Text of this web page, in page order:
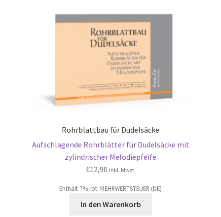
Rohrblattbau für Dudelsäcke
Aufschlagende Rohrblätter für Dudelsäcke mit
zylindrischer Melodiepfeife
€12,90 inkl. Mwst.
Enthält 7% rot. MEHRWERTSTEUER (DE)
In den Warenkorb